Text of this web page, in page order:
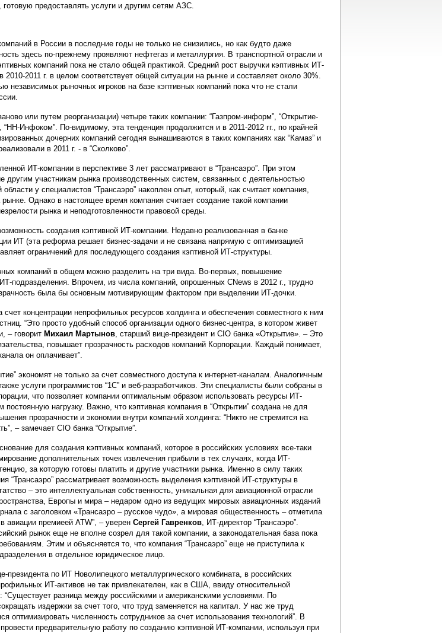
предоставлять услуги и другим сетям АЗС.
в России в последние годы не только не снизились, но как будто даже
здесь по-прежнему проявляют нефтегаз и металлургия. В транспортной отрасли и
компаний пока не стало общей практикой. Средний рост выручки кэптивных ИТ-
2011 г. в целом соответствует общей ситуации на рынке и составляет около 30%.
независимых рыночных игроков на базе кэптивных компаний пока что не стали
или путем реорганизации) четыре таких компании: “Газпром-информ”, “Открытие-
Инфоком”. По-видимому, эта тенденция продолжится и в 2011-2012 гг., по крайней
дочерних компаний сегодня вынашиваются в таких компаниях как “Камаз” и
в 2011 г. - в “Сколково”.
ИТ-компании в перспективе 3 лет рассматривают в “Трансаэро”. При этом
другим участникам рынка производственных систем, связанных с деятельностью
у специалистов “Трансаэро” накоплен опыт, который, как считает компания,
Однако в настоящее время компания считает создание такой компании
рынка и неподготовленности правовой среды.
создания кэптивной ИТ-компании. Недавно реализованная в банке
ИТ (эта реформа решает бизнес-задачи и не связана напрямую с оптимизацией
ограничений для последующего создания кэптивной ИТ-структуры.
компаний в общем можно разделить на три вида. Во-первых, повышение
подразделения. Впрочем, из числа компаний, опрошенных CNews в 2012 г., трудно
была бы основным мотивирующим фактором при выделении ИТ-дочки.
счет концентрации непрофильных ресурсов холдинга и обеспечения совместного к ним
“Это просто удобный способ организации одного бизнес-центра, в котором живет
– говорит Михаил Мартынов, старший вице-президент и CIO банка «Открытие». – Это
повышает прозрачность расходов компаний Корпорации. Каждый понимает,
он оплачивает”.
экономят не только за счет совместного доступа к интернет-каналам. Аналогичным
услуги программистов “1С” и веб-разработчиков. Эти специалисты были собраны в
что позволяет компании оптимальным образом использовать ресурсы ИТ-
постоянную нагрузку. Важно, что кэптивная компания в “Открытии” создана не для
прозрачности и экономии внутри компаний холдинга: “Никто не стремится на
– замечает CIO банка “Открытие”.
для создания кэптивных компаний, которое в российских условиях все-таки
дополнительных точек извлечения прибыли в тех случаях, когда ИТ-
за которую готовы платить и другие участники рынка. Именно в силу таких
“Трансаэро” рассматривает возможность выделения кэптивной ИТ-структуры в
– это интеллектуальная собственность, уникальная для авиационной отрасли
Европы и мира – недаром одно из ведущих мировых авиационных изданий
с заголовком «Трансаэро – русское чудо», а мировая общественность – отметила
авиации премиеей ATW”, – уверен Сергей Гавренков, ИТ-директор “Трансаэро”.
рынок еще не вполне созрел для такой компании, а законодательная база пока
Этим и объясняется то, что компания “Трансаэро” еще не приступила к
в отдельное юридическое лицо.
президента по ИТ Новолипецкого металлургического комбината, в российских
ИТ-активов не так привлекателен, как в США, ввиду относительной
“Существует разница между российскими и американскими условиями. По
издержки за счет того, что труд заменяется на капитал. У нас же труд
оптимизировать численность сотрудников за счет использования технологий”. В
предварительную работу по созданию кэптивной ИТ-компании, используя при